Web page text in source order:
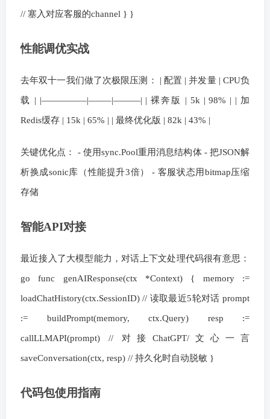
// 塞入对应客服的channel } }
性能调优实战
去年双十一我们做了次极限压测： | 配置 | 并发量 | CPU负
载 | |—————|——–|———| | 裸奔版 | 5k | 98% | | 加
Redis缓存 | 15k | 65% | | 最终优化版 | 82k | 43% |
关键优化点： - 使用sync.Pool重用消息结构体 - 把JSON解
析换成sonic库（性能提升3倍） - 客服状态用bitmap压缩
存储
智能API对接
最近接入了大模型能力，对话上下文处理代码很有意思：
go func genAIResponse(ctx *Context) { memory :=
loadChatHistory(ctx.SessionID) // 读取最近5轮对话 prompt
:= buildPrompt(memory, ctx.Query) resp :=
callLLMAPI(prompt) // 对接ChatGPT/文心一言
saveConversation(ctx, resp) // 持久化时自动脱敏 }
代码包使用指南